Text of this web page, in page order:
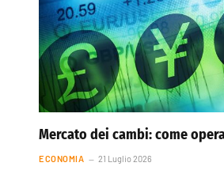
Mercato dei cambi: come
ECONOMIA 21 Luglio 2026